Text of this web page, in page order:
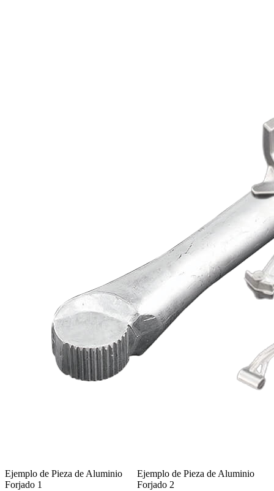
Ejemplo de Pieza de Aluminio
Forjado 1
Ejemplo de Pieza de Aluminio
Forjado 2